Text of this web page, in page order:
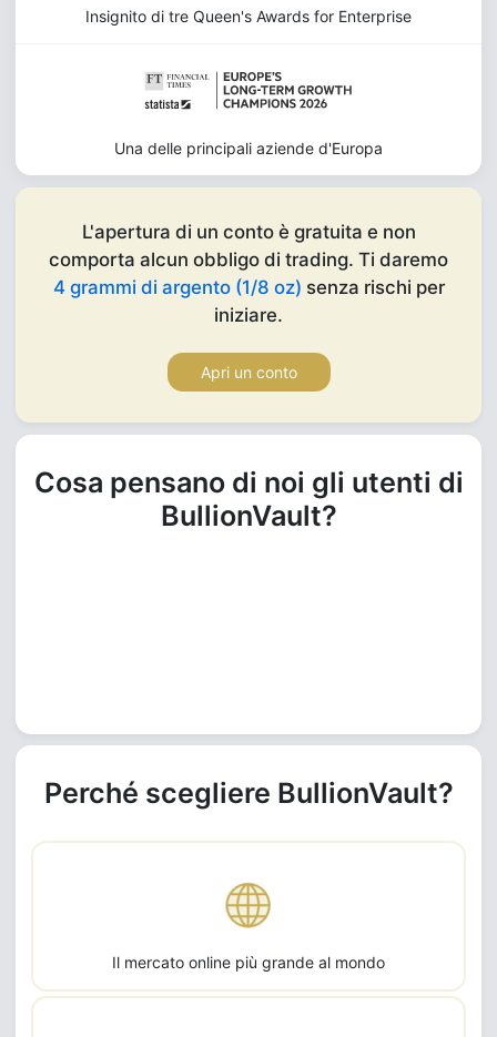
Insignito di tre Queen's Awards for Enterprise
Una delle principali aziende d'Europa
L'apertura di un conto è gratuita e non
comporta alcun obbligo di trading. Ti daremo
4 grammi di argento (1/8 oz) senza rischi per
iniziare.
Apri un conto
Cosa pensano di noi gli utenti di
BullionVault?
Perché scegliere BullionVault?
Il mercato online più grande al mondo